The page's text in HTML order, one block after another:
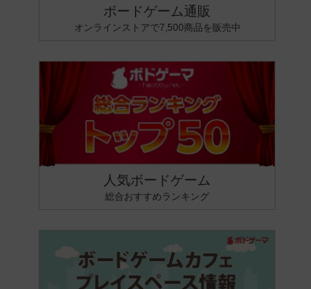
ボードゲーム通販
オンラインストアで7,500商品を販売中
人気ボードゲーム
総合おすすめランキング